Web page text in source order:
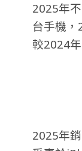
2025年
台手機，
較2024
2025年